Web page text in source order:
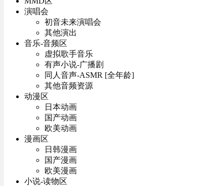
演唱会
初音未来演唱会
其他演出
音乐-音频区
虚拟歌手音乐
有声小说-广播剧
同人音声-ASMR [全年龄]
其他音频资源
动漫区
日本动画
国产动画
欧美动画
漫画区
日韩漫画
国产漫画
欧美漫画
小说-读物区